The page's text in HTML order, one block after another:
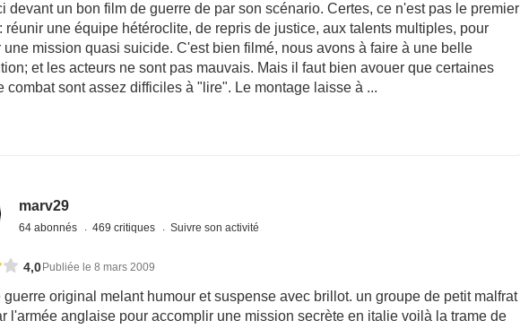
devant un bon film de guerre de par son scénario. Certes, ce n'est pas le premier
réunir une équipe hétéroclite, de repris de justice, aux talents multiples, pour
une mission quasi suicide. C'est bien filmé, nous avons à faire à une belle
et les acteurs ne sont pas mauvais. Mais il faut bien avouer que certaines
combat sont assez difficiles à "lire". Le montage laisse à ...
marv29
64 abonnés 469 critiques Suivre son activité
4,0 Publiée le 8 mars 2009
guerre original melant humour et suspense avec brillot. un groupe de petit malfrat
l'armée anglaise pour accomplir une mission secrète en italie voilà la trame de